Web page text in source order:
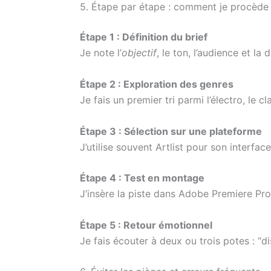
5. Étape par étape : comment je
Étape 1 : Définition du brief
Je note l’objectif, le ton, l’audience et la
Étape 2 : Exploration des genres
Je fais un premier tri parmi l’électro, le
Étape 3 : Sélection sur une plateforme
J’utilise souvent Artlist pour son
Étape 4 : Test en montage
J’insère la piste dans Adobe Premiere
Étape 5 : Retour émotionnel
Je fais écouter à deux ou trois potes :